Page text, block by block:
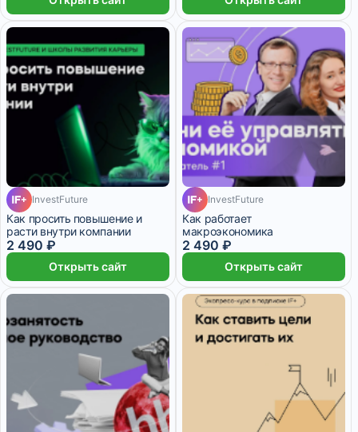
InvestFuture
Как просить повышение и
расти внутри компании
2 490 ₽
Открыть сайт
InvestFuture
Как работает
макроэкономика
2 490 ₽
Открыть сайт